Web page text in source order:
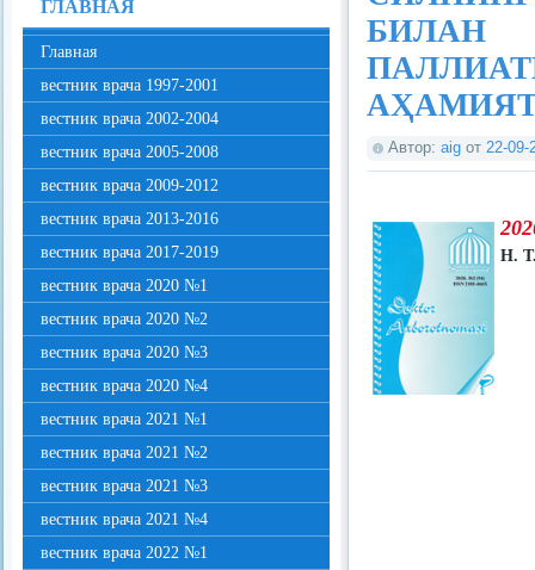
БИЛАН
Автор: aig от 22-09-
Н.
ГЛАВНАЯ
Главная
вестник врача 1997-2001
вестник врача 2002-2004
вестник врача 2005-2008
вестник врача 2009-2012
вестник врача 2013-2016
вестник врача 2017-2019
вестник врача 2020 №1
вестник врача 2020 №2
вестник врача 2020 №3
вестник врача 2020 №4
вестник врача 2021 №1
вестник врача 2021 №2
вестник врача 2021 №3
вестник врача 2021 №4
вестник врача 2022 №1